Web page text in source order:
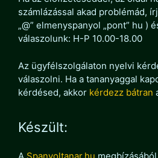
számlázással akad problémád,
„@” elmenyspanyol „pont” hu )
válaszolunk: H-P 10.00-18.00
Az ügyfélszolgálaton nyelvi
válaszolni. Ha a tananyaggal
kérdésed, akkor kérdezz bátran
Készült:
A Spanyoltanar.hu megbízásából